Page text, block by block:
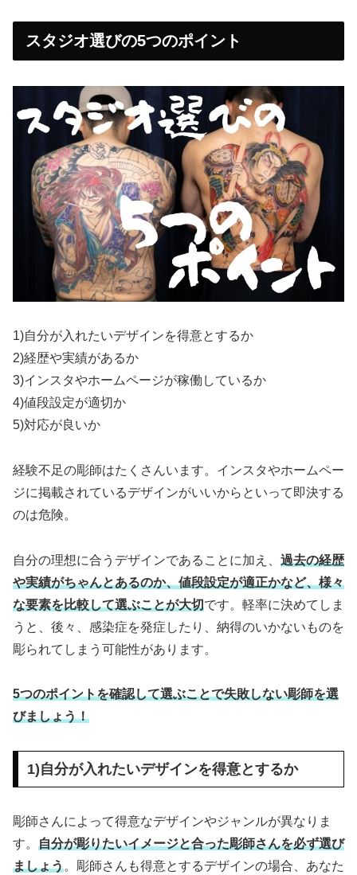
スタジオ選びの5つのポイント
1)自分が入れたいデザインを得意とするか
2)経歴や実績があるか
3)インスタやホームページが稼働しているか
4)値段設定が適切か
5)対応が良いか
経験不足の彫師はたくさんいます。インスタやホームペー
ジに掲載されているデザインがいいからといって即決する
のは危険。
自分の理想に合うデザインであることに加え、 過去の経歴
や実績がちゃんとあるのか、値段設定が適正かなど、様々
な要素を比較して選ぶことが大切です。軽率に決めてしま
うと、後々、感染症を発症したり、納得のいかないものを
彫られてしまう可能性があります。
5つのポイントを確認して選ぶことで失敗しない彫師を選
びましょう！
1)自分が入れたいデザインを得意とするか
彫師さんによって得意なデザインやジャンルが異なりま
す。 自分が彫りたいイメージと合った彫師さんを必ず選び
ましょう。彫師さんも得意とするデザインの場合、あなた